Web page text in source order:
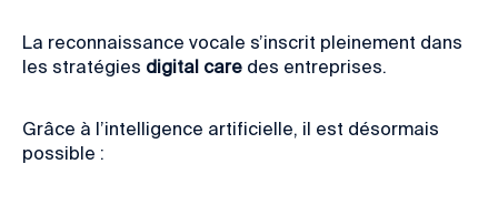
La reconnaissance vocale s’inscrit pleinement dans
les stratégies digital care des entreprises.
Grâce à l’intelligence artificielle, il est désormais
possible :